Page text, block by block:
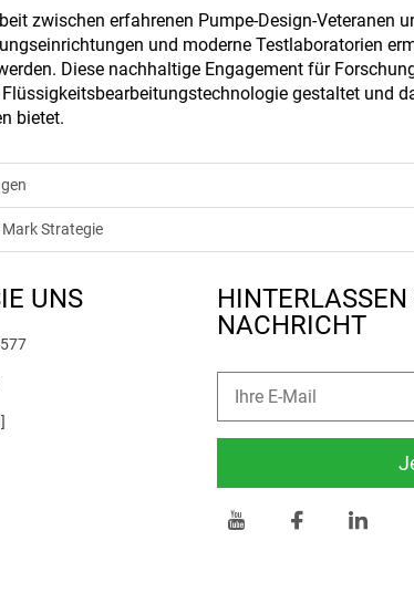
zwischen erfahrenen Pumpe-Design-Veteranen
und moderne Testlaboratorien
Diese nachhaltige Engagement für
gestaltet und
bietet.
Strategie
UNS
NACHRICHT